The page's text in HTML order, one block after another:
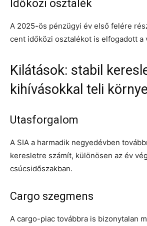
Időközi osztalék
A 2025-ös pénzügyi év első felére
cent időközi osztalékot is elfogadott a
Kilátások: stabil
kihívásokkal teli
Utasforgalom
A SIA a harmadik negyedévben
keresletre számít, különösen az év
csúcsidőszakban.
Cargo szegmens
A cargo-piac továbbra is bizonytalan